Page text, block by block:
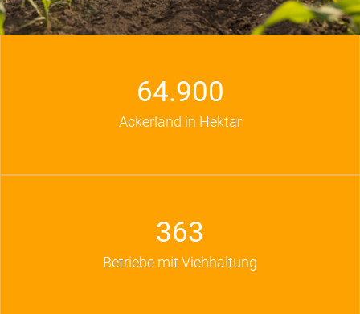
64.900
Ackerland in Hektar
363
Betriebe mit Viehhaltung